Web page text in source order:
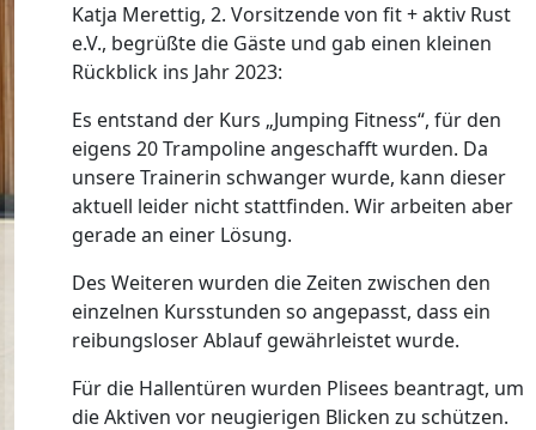
Katja Merettig, 2. Vorsitzende von fit + aktiv Rust
e.V., begrüßte die Gäste und gab einen kleinen
Rückblick ins Jahr 2023:
Es entstand der Kurs „Jumping Fitness“, für den
eigens 20 Trampoline angeschafft wurden. Da
unsere Trainerin schwanger wurde, kann dieser
aktuell leider nicht stattfinden. Wir arbeiten aber
gerade an einer Lösung.
Des Weiteren wurden die Zeiten zwischen den
einzelnen Kursstunden so angepasst, dass ein
reibungsloser Ablauf gewährleistet wurde.
Für die Hallentüren wurden Plisees beantragt, um
die Aktiven vor neugierigen Blicken zu schützen.